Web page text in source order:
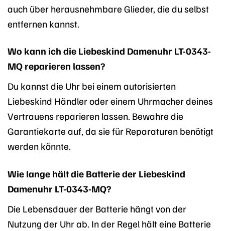
auch über herausnehmbare Glieder, die du selbst
entfernen kannst.
Wo kann ich die Liebeskind Damenuhr LT-0343-
MQ reparieren lassen?
Du kannst die Uhr bei einem autorisierten
Liebeskind Händler oder einem Uhrmacher deines
Vertrauens reparieren lassen. Bewahre die
Garantiekarte auf, da sie für Reparaturen benötigt
werden könnte.
Wie lange hält die Batterie der Liebeskind
Damenuhr LT-0343-MQ?
Die Lebensdauer der Batterie hängt von der
Nutzung der Uhr ab. In der Regel hält eine Batterie